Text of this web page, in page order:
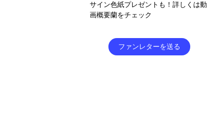
サイン色紙プレゼントも！詳しくは動
画概要蘭をチェック
ファンレターを送る